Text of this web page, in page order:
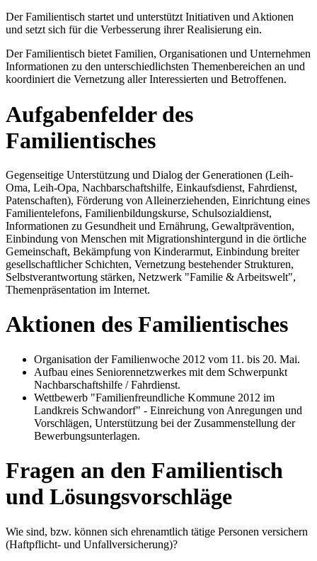
Der Familientisch startet und unterstützt Initiativen und Aktionen
und setzt sich für die Verbesserung ihrer Realisierung ein.
Der Familientisch bietet Familien, Organisationen und Unternehmen
Informationen zu den unterschiedlichsten Themenbereichen an und
koordiniert die Vernetzung aller Interessierten und Betroffenen.
Aufgabenfelder des
Familientisches
Gegenseitige Unterstützung und Dialog der Generationen (Leih-
Oma, Leih-Opa, Nachbarschaftshilfe, Einkaufsdienst, Fahrdienst,
Patenschaften), Förderung von Alleinerziehenden, Einrichtung eines
Familientelefons, Familienbildungskurse, Schulsozialdienst,
Informationen zu Gesundheit und Ernährung, Gewaltprävention,
Einbindung von Menschen mit Migrationshintergund in die örtliche
Gemeinschaft, Bekämpfung von Kinderarmut, Einbindung breiter
gesellschaftlicher Schichten, Vernetzung bestehender Strukturen,
Selbstverantwortung stärken, Netzwerk "Familie & Arbeitswelt",
Themenpräsentation im Internet.
Aktionen des Familientisches
Organisation der Familienwoche 2012 vom 11. bis 20. Mai.
Aufbau eines Seniorennetzwerkes mit dem Schwerpunkt
Nachbarschaftshilfe / Fahrdienst.
Wettbewerb "Familienfreundliche Kommune 2012 im
Landkreis Schwandorf" - Einreichung von Anregungen und
Vorschlägen, Unterstützung bei der Zusammenstellung der
Bewerbungsunterlagen.
Fragen an den Familientisch
und Lösungsvorschläge
Wie sind, bzw. können sich ehrenamtlich tätige Personen versichern
(Haftpflicht- und Unfallversicherung)?